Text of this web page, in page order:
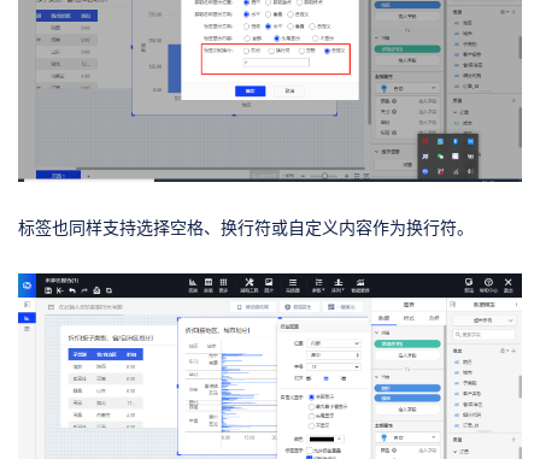
标签也同样支持选择空格、换行符或自定义内容作为换行符。